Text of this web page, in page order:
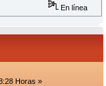
En línea
Horas »